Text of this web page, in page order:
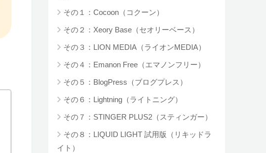
その１：Cocoon（コクーン）
その２：Xeory Base（セオリーベース）
その３：LION MEDIA（ライオンMEDIA）
その４：Emanon Free（エマノンフリー）
その５：BlogPress（ブログプレス）
その６：Lightning（ライトニング）
その７：STINGER PLUS2（スティンガー）
その８：LIQUID LIGHT 試用版（リキッドラ
イト）